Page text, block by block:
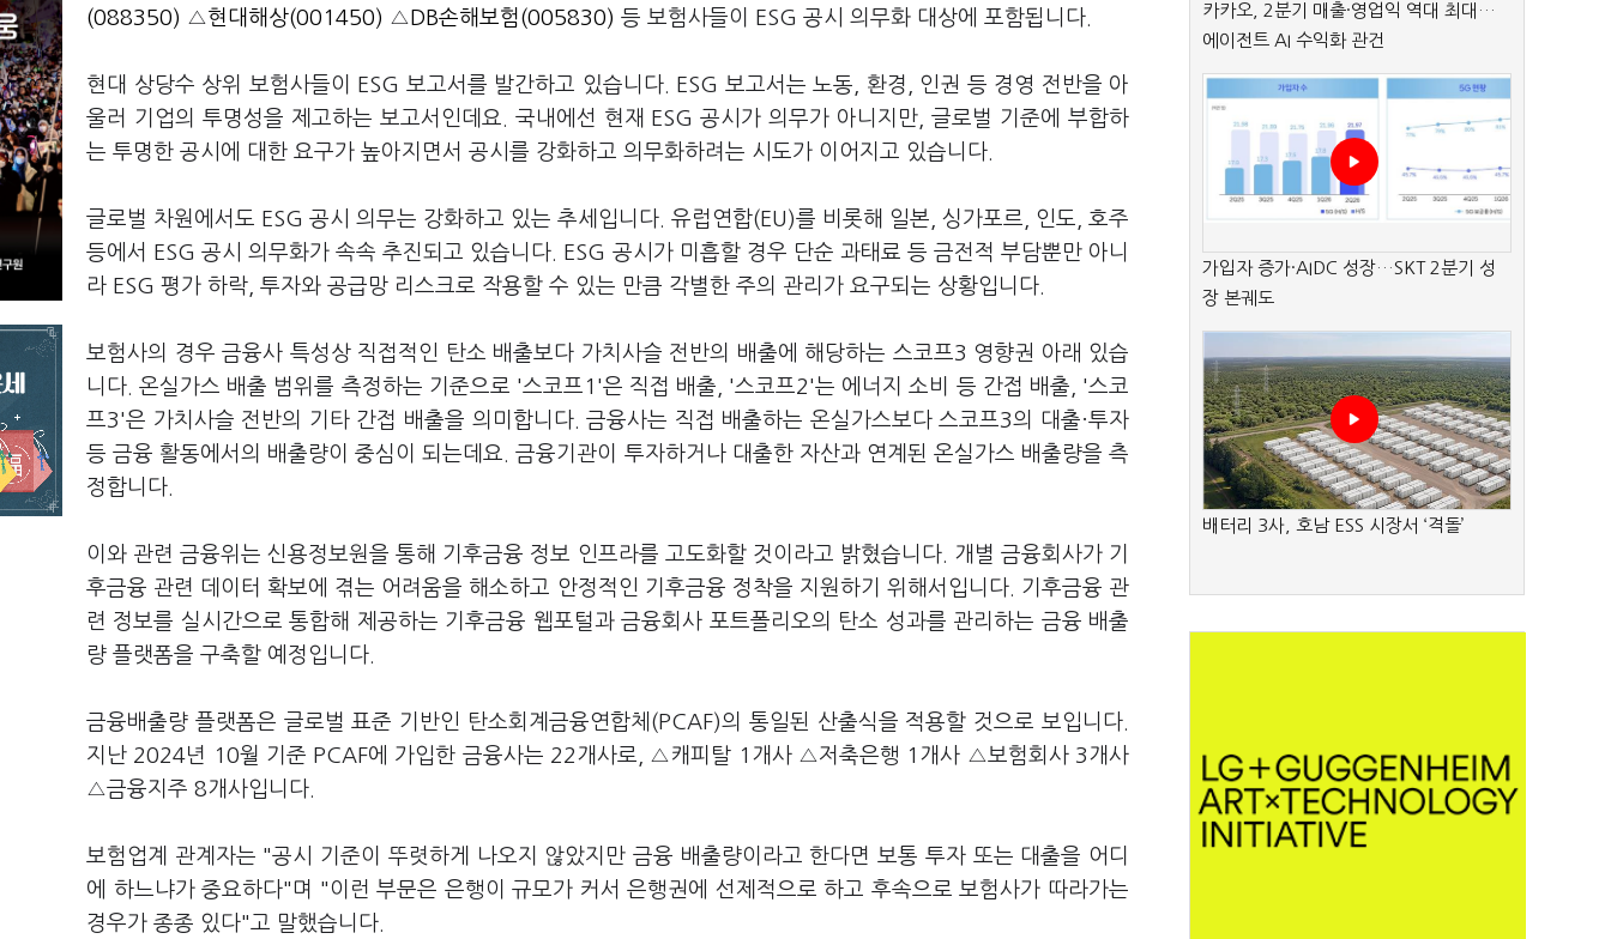
(088350) △현대해상(001450) △ DB손해보험(005830) 등 보험사들이 ESG 공시 의무화 대상에 포함됩니다.
현대 상당수 상위 보험사들이 ESG 보고서를 발간하고 있습니다. ESG 보고서는 노동, 환경, 인권 등 경영 전반을 아
울러 기업의 투명성을 제고하는 보고서인데요. 국내에선 현재 ESG 공시가 의무가 아니지만, 글로벌 기준에 부합하
는 투명한 공시에 대한 요구가 높아지면서 공시를 강화하고 의무화하려는 시도가 이어지고 있습니다.
글로벌 차원에서도 ESG 공시 의무는 강화하고 있는 추세입니다. 유럽연합(EU)를 비롯해 일본, 싱가포르, 인도, 호주
등에서 ESG 공시 의무화가 속속 추진되고 있습니다. ESG 공시가 미흡할 경우 단순 과태료 등 금전적 부담뿐만 아니
라 ESG 평가 하락, 투자와 공급망 리스크로 작용할 수 있는 만큼 각별한 주의 관리가 요구되는 상황입니다.
보험사의 경우 금융사 특성상 직접적인 탄소 배출보다 가치사슬 전반의 배출에 해당하는 스코프3 영향권 아래 있습
니다. 온실가스 배출 범위를 측정하는 기준으로 '스코프1'은 직접 배출, '스코프2'는 에너지 소비 등 간접 배출, '스코
프3'은 가치사슬 전반의 기타 간접 배출을 의미합니다. 금융사는 직접 배출하는 온실가스보다 스코프3의 대출·투자
등 금융 활동에서의 배출량이 중심이 되는데요. 금융기관이 투자하거나 대출한 자산과 연계된 온실가스 배출량을 측
정합니다.
이와 관련 금융위는 신용정보원을 통해 기후금융 정보 인프라를 고도화할 것이라고 밝혔습니다. 개별 금융회사가 기
후금융 관련 데이터 확보에 겪는 어려움을 해소하고 안정적인 기후금융 정착을 지원하기 위해서입니다. 기후금융 관
련 정보를 실시간으로 통합해 제공하는 기후금융 웹포털과 금융회사 포트폴리오의 탄소 성과를 관리하는 금융 배출
량 플랫폼을 구축할 예정입니다.
금융배출량 플랫폼은 글로벌 표준 기반인 탄소회계금융연합체(PCAF)의 통일된 산출식을 적용할 것으로 보입니다.
지난 2024년 10월 기준 PCAF에 가입한 금융사는 22개사로, △캐피탈 1개사 △저축은행 1개사 △보험회사 3개사
△금융지주 8개사입니다.
보험업계 관계자는 "공시 기준이 뚜렷하게 나오지 않았지만 금융 배출량이라고 한다면 보통 투자 또는 대출을 어디
에 하느냐가 중요하다"며 "이런 부문은 은행이 규모가 커서 은행권에 선제적으로 하고 후속으로 보험사가 따라가는
경우가 종종 있다"고 말했습니다.
카카오, 2분기 매출·영업익 역대 최대…
에이전트 AI 수익화 관건
가입자 증가·AIDC 성장…SKT 2분기 성
장 본궤도
배터리 3사, 호남 ESS 시장서 ‘격돌’